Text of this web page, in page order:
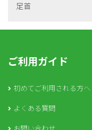
足首
ご利用ガイド
初めてご利用される方へ
よくある質問